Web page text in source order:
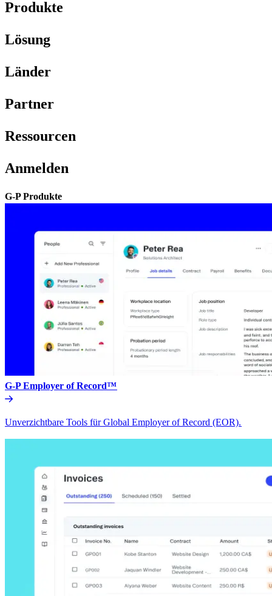
Produkte​​
Lösung​​
Länder​​
Partner​​
Ressourcen​​
Anmelden​​
G-P Produkte​​
G-P Employer of Record™​​
Unverzichtbare Tools für Global Employer of Record (EOR).​​